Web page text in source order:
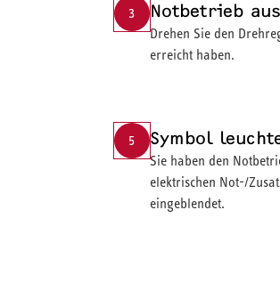
3 Notbetrieb
Drehen Sie den
erreicht haben.
5 Symbol
Sie haben den
elektrischen Not-/
eingeblendet.